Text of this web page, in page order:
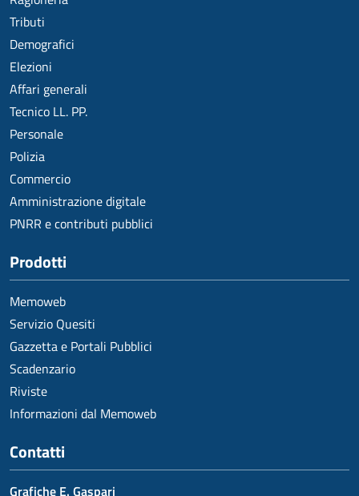
Tributi
Demografici
Elezioni
Affari generali
Tecnico LL. PP.
Personale
Polizia
Commercio
Amministrazione digitale
PNRR e contributi pubblici
Prodotti
Memoweb
Servizio Quesiti
Gazzetta e Portali Pubblici
Scadenzario
Riviste
Informazioni dal Memoweb
Contatti
Grafiche E. Gaspari